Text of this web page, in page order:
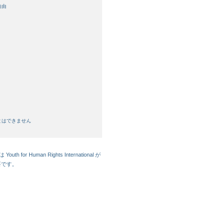
由
できません
Youth for Human Rights International が
す。